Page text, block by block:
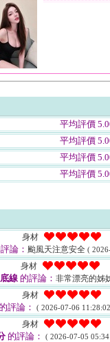
平均評價
平均評價
平均評價
平均評價
身材
論： 颱風天注意安全 (
身材
線的評論： 非常漂亮的姊
身材
評論： ( 2026-07-06
身材
的評論： ( 2026-07-05